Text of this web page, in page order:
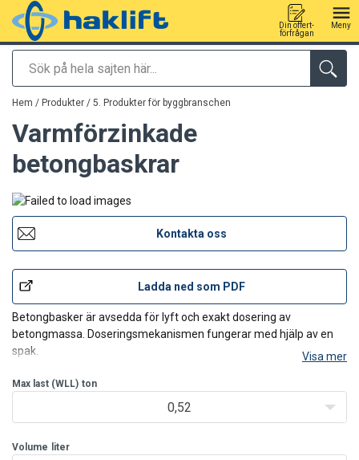
Sök
Din offert-
förfrågan
Meny
tillagd i varukorg
Hem / Produkter / 5. Produkter för byggbranschen
Varmförzinkade
betongbaskrar
Kontakta oss
Ladda ned som PDF
Betongbasker är avsedda för lyft och exakt dosering av
betongmassa. Doseringsmekanismen fungerar med hjälp av en
spak.
Visa mer
Max last (WLL) ton
0,52
Volume liter